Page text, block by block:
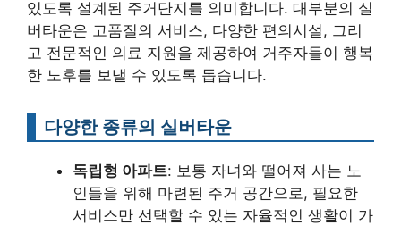
있도록 설계된 주거단지를 의미합니다. 대부분의 실
버타운은 고품질의 서비스, 다양한 편의시설, 그리
고 전문적인 의료 지원을 제공하여 거주자들이 행복
한 노후를 보낼 수 있도록 돕습니다.
다양한 종류의 실버타운
독립형 아파트: 보통 자녀와 떨어져 사는 노
인들을 위해 마련된 주거 공간으로, 필요한
서비스만 선택할 수 있는 자율적인 생활이 가